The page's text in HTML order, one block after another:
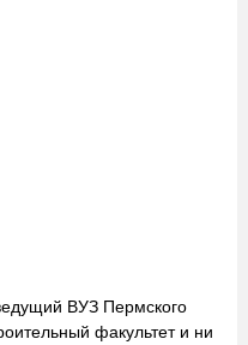
ВУЗ Пермского
факультет и ни